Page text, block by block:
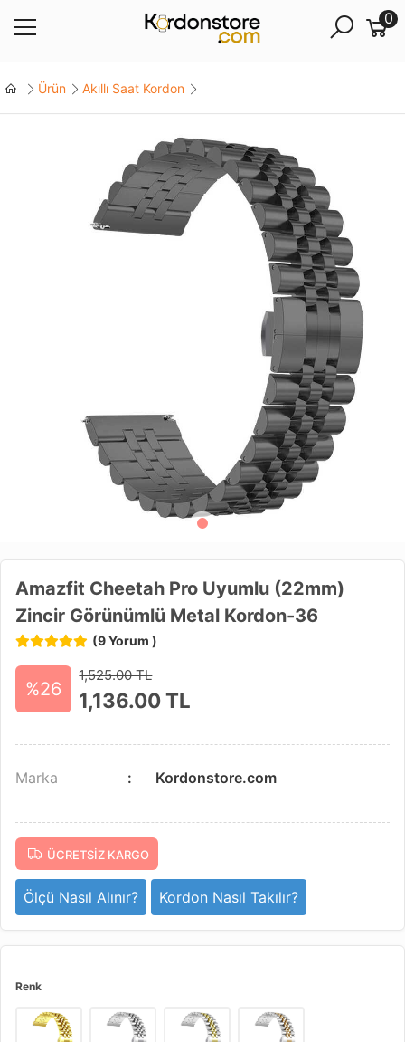
0
Ürün Akıllı Saat Kordon
Amazfit Cheetah Pro Uyumlu (22mm)
Zincir Görünümlü Metal Kordon-36
(9 Yorum )
%26
1,525.00 TL
1,136.00TL
Marka Kordonstore.com
ÜCRETSIZ KARGO
Ölçü Nasıl Alınır? Kordon Nasıl Takılır?
Renk